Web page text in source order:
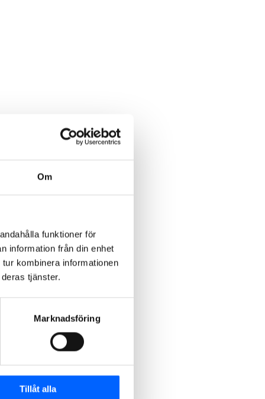
Om
funktioner för
information från din enhet
kombinera informationen
tjänster.
Marknadsföring
Tillåt alla